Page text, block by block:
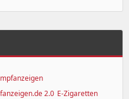
2.0 E-Zigaretten